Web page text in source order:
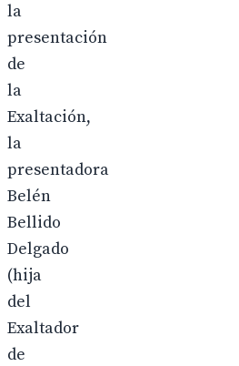
la
presentación
de
la
Exaltación,
la
presentadora
Belén
Bellido
Delgado
(hija
del
Exaltador
de